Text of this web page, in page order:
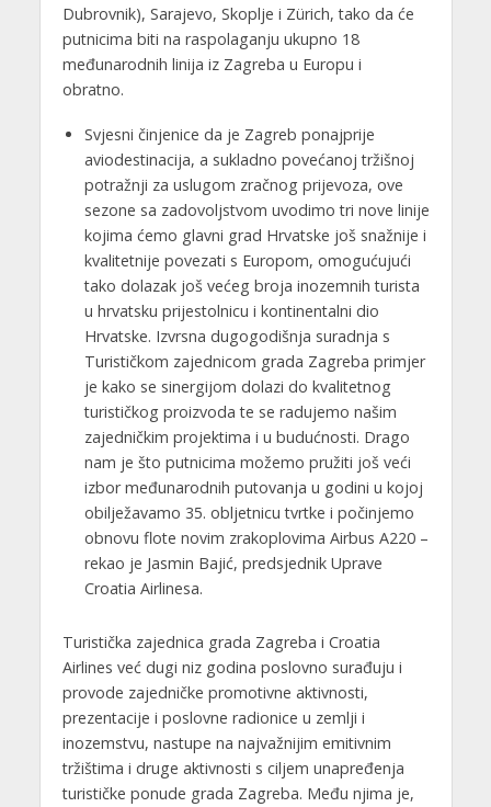
Dubrovnik), Sarajevo, Skoplje i Zürich, tako da će
putnicima biti na raspolaganju ukupno 18
međunarodnih linija iz Zagreba u Europu i
obratno.
Svjesni činjenice da je Zagreb ponajprije
aviodestinacija, a sukladno povećanoj tržišnoj
potražnji za uslugom zračnog prijevoza, ove
sezone sa zadovoljstvom uvodimo tri nove linije
kojima ćemo glavni grad Hrvatske još snažnije i
kvalitetnije povezati s Europom, omogućujući
tako dolazak još većeg broja inozemnih turista
u hrvatsku prijestolnicu i kontinentalni dio
Hrvatske. Izvrsna dugogodišnja suradnja s
Turističkom zajednicom grada Zagreba primjer
je kako se sinergijom dolazi do kvalitetnog
turističkog proizvoda te se radujemo našim
zajedničkim projektima i u budućnosti. Drago
nam je što putnicima možemo pružiti još veći
izbor međunarodnih putovanja u godini u kojoj
obilježavamo 35. obljetnicu tvrtke i počinjemo
obnovu flote novim zrakoplovima Airbus A220 –
rekao je Jasmin Bajić, predsjednik Uprave
Croatia Airlinesa.
Turistička zajednica grada Zagreba i Croatia
Airlines već dugi niz godina poslovno surađuju i
provode zajedničke promotivne aktivnosti,
prezentacije i poslovne radionice u zemlji i
inozemstvu, nastupe na najvažnijim emitivnim
tržištima i druge aktivnosti s ciljem unapređenja
turističke ponude grada Zagreba. Među njima je,